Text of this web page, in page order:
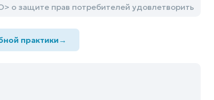
о защите прав потребителей удовлетворить
практики →